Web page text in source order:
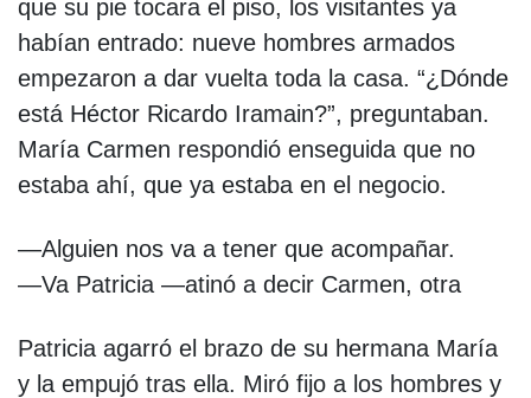
que su pie tocara el piso, los visitantes ya
habían entrado: nueve hombres armados
empezaron a dar vuelta toda la casa. “¿Dónde
está Héctor Ricardo Iramain?”, preguntaban.
María Carmen respondió enseguida que no
estaba ahí, que ya estaba en el negocio.
—Alguien nos va a tener que acompañar.
—Va Patricia —atinó a decir Carmen, otra
Patricia agarró el brazo de su hermana María
y la empujó tras ella. Miró fijo a los hombres y